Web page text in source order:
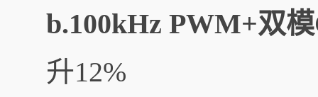
b.100kHz PWM+双
升12%